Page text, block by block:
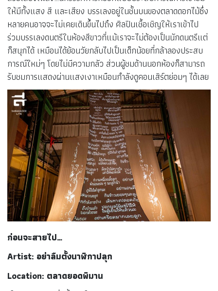
ให้มีทั้งแสง สี และเสียง บรรเลงอยู่ในชั้นบนของตลาดดอกไม้ซึ่ง
หลายคนอาจจะไม่เคยเดินขึ้นไปถึง ศิลปินเชื้อเชิญให้เราเข้าไป
ร่วมบรรเลงดนตรีในห้องสีขาวที่แม้เราจะไม่ต้องเป็นนักดนตรีแต่
ก็สนุกได้ เหมือนได้ย้อนวัยกลับไปเป็นเด็กน้อยที่กล้าลองประสบ
การณ์ใหม่ๆ โดยไม่มีความกลัว ส่วนผู้ชมด้านนอกห้องก็สามารถ
รับชมการแสดงผ่านแสงเงาเหมือนกำลังดูคอนเสิร์ตย่อมๆ ได้เลย
ก่อนจะสายไป…
Artist: อย่าลืมตั้งนาฬิกาปลุก
Location: ตลาดยอดพิมาน